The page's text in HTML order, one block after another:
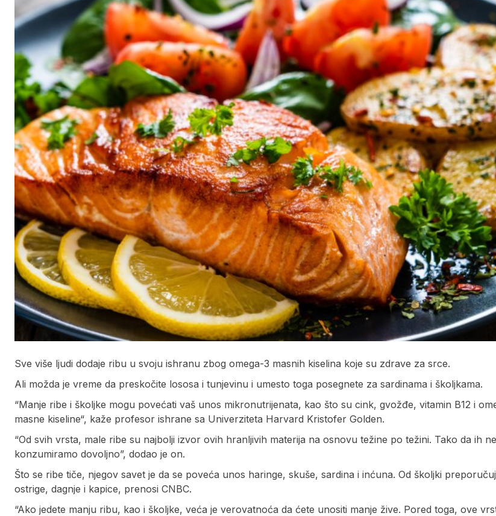
Sve više ljudi dodaje ribu u svoju ishranu zbog omega-3 masnih kiselina koje su zdrave za srce.
Ali možda je vreme da preskočite lososa i tunjevinu i umesto toga posegnete za sardinama i školjkama.
“Manje ribe i školjke mogu povećati vaš unos mikronutrijenata, kao što su cink, gvožđe, vitamin B12 i
masne kiseline“, kaže profesor ishrane sa Univerziteta Harvard Kristofer Golden.
“Od svih vrsta, male ribe su najbolji izvor ovih hranljivih materija na osnovu težine po težini. Tako da ih ne
konzumiramo dovoljno”, dodao je on.
Što se ribe tiče, njegov savet je da se poveća unos haringe, skuše, sardina i inćuna. Od školjki
ostrige, dagnje i kapice, prenosi CNBC.
“Ako jedete manju ribu, kao i školjke, veća je verovatnoća da ćete unositi manje žive. Pored toga, ove